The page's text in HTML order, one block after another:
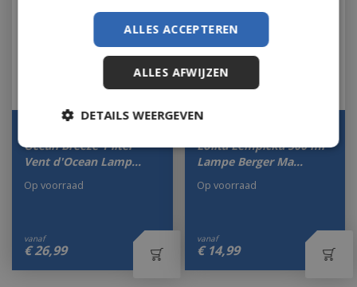
Ocean Breeze 1 liter
Vent d'Ocean Lamp…
vanaf
€26,99
Op voorraad
Lolita Lempicka 500 ml
Lampe Berger Ma…
vanaf
€ 14,99
Op voorraad
ALLES ACCEPTEREN
ALLES AFWIJZEN
DETAILS WEERGEVEN